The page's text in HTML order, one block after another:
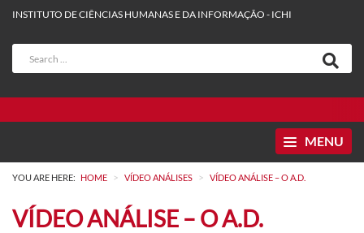
INSTITUTO DE CIÊNCIAS HUMANAS E DA INFORMAÇÃO - ICHI
MENU
YOU ARE HERE: HOME > VÍDEO ANÁLISES > VÍDEO ANÁLISE – O A.D.
VÍDEO ANÁLISE – O A.D.